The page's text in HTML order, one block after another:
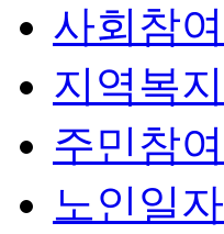
사회참
지역복
주민참
노인일